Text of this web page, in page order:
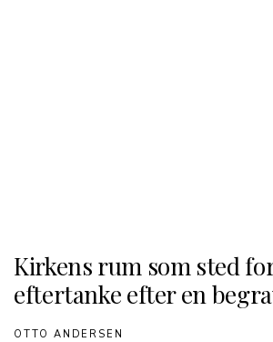
Kirkens rum som sted
eftertanke efter en
OTTO ANDERSEN